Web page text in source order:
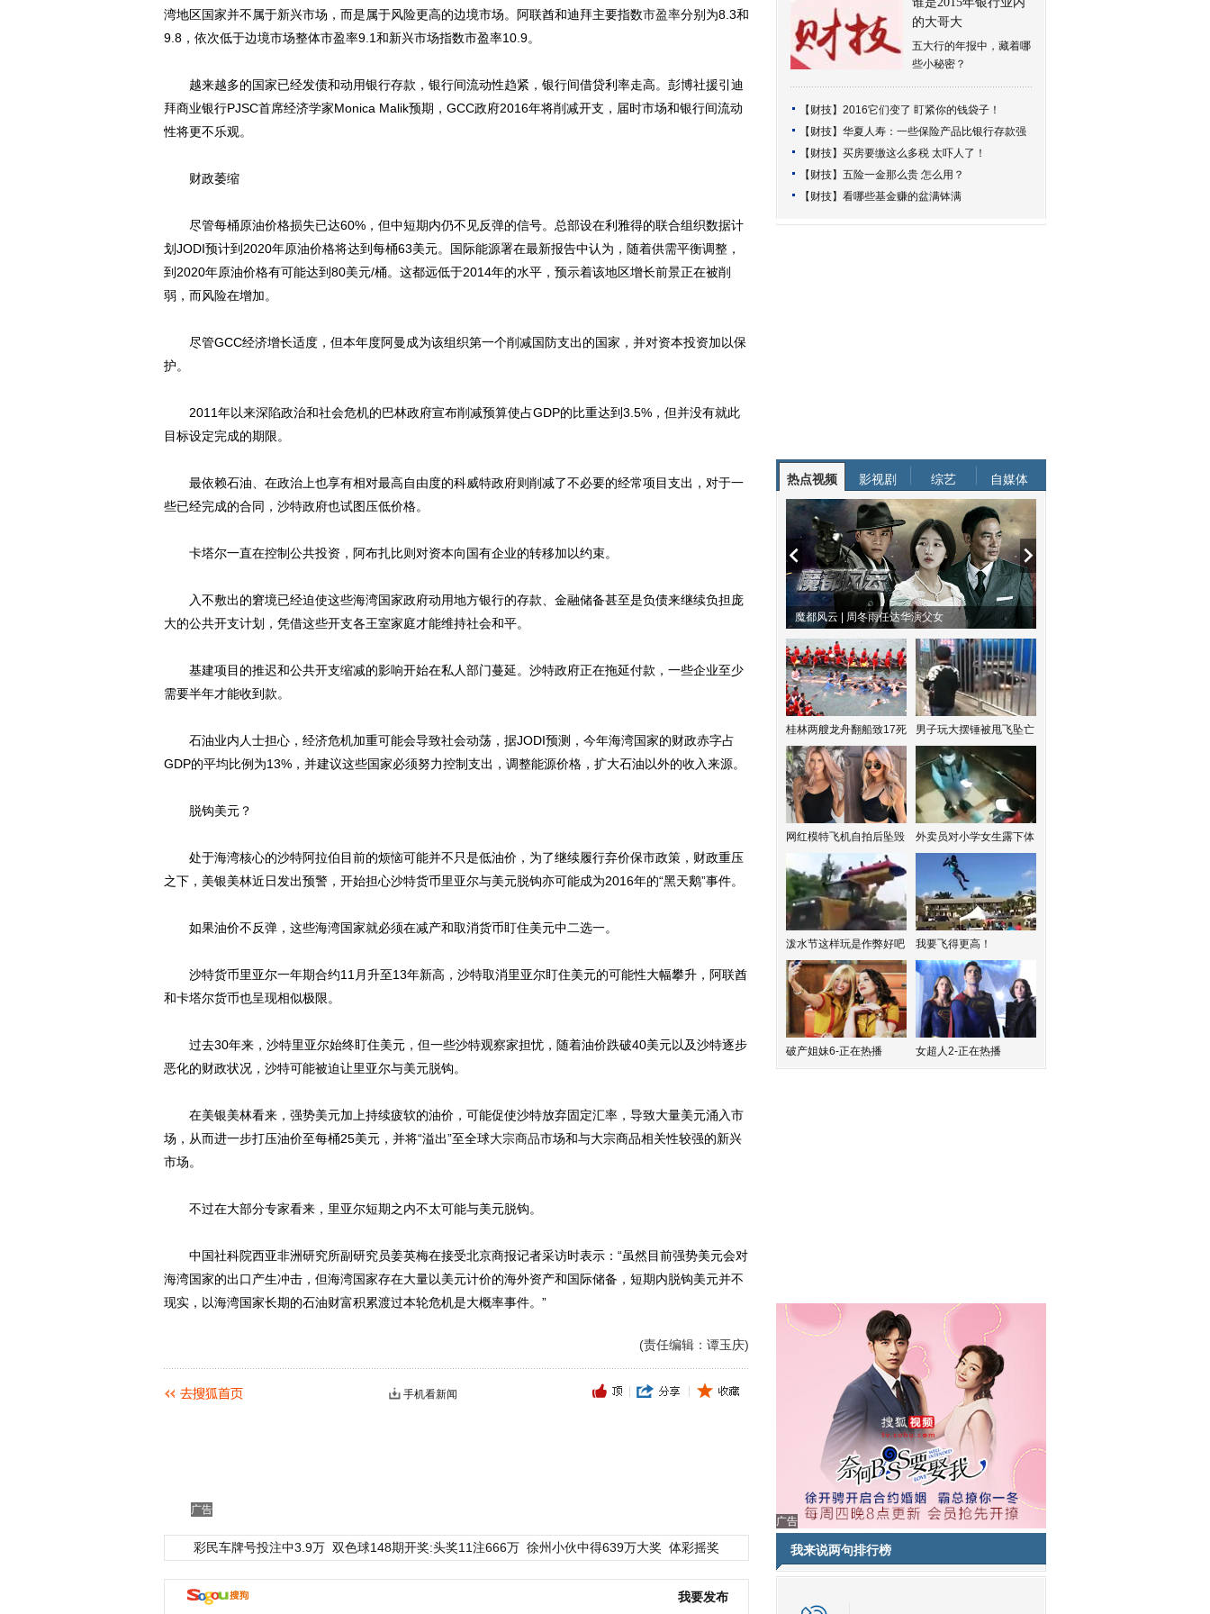
湾地区国家并不属于新兴市场，而是属于风险更高的边境市场。阿联酋和迪拜主要指数市盈率分别为8.3和
9.8，依次低于边境市场整体市盈率9.1和新兴市场指数市盈率10.9。
越来越多的国家已经发债和动用银行存款，银行间流动性趋紧，银行间借贷利率走高。彭博社援引迪
拜商业银行PJSC首席经济学家Monica Malik预期，GCC政府2016年将削减开支，届时市场和银行间流动
性将更不乐观。
财政萎缩
尽管每桶原油价格损失已达60%，但中短期内仍不见反弹的信号。总部设在利雅得的联合组织数据计
划JODI预计到2020年原油价格将达到每桶63美元。国际能源署在最新报告中认为，随着供需平衡调整，
到2020年原油价格有可能达到80美元/桶。这都远低于2014年的水平，预示着该地区增长前景正在被削
弱，而风险在增加。
尽管GCC经济增长适度，但本年度阿曼成为该组织第一个削减国防支出的国家，并对资本投资加以保
护。
2011年以来深陷政治和社会危机的巴林政府宣布削减预算使占GDP的比重达到3.5%，但并没有就此
目标设定完成的期限。
最依赖石油、在政治上也享有相对最高自由度的科威特政府则削减了不必要的经常项目支出，对于一
些已经完成的合同，沙特政府也试图压低价格。
卡塔尔一直在控制公共投资，阿布扎比则对资本向国有企业的转移加以约束。
入不敷出的窘境已经迫使这些海湾国家政府动用地方银行的存款、金融储备甚至是负债来继续负担庞
大的公共开支计划，凭借这些开支各王室家庭才能维持社会和平。
基建项目的推迟和公共开支缩减的影响开始在私人部门蔓延。沙特政府正在拖延付款，一些企业至少
需要半年才能收到款。
石油业内人士担心，经济危机加重可能会导致社会动荡，据JODI预测，今年海湾国家的财政赤字占
GDP的平均比例为13%，并建议这些国家必须努力控制支出，调整能源价格，扩大石油以外的收入来源。
脱钩美元？
处于海湾核心的沙特阿拉伯目前的烦恼可能并不只是低油价，为了继续履行弃价保市政策，财政重压
之下，美银美林近日发出预警，开始担心沙特货币里亚尔与美元脱钩亦可能成为2016年的“黑天鹅”事件。
如果油价不反弹，这些海湾国家就必须在减产和取消货币盯住美元中二选一。
沙特货币里亚尔一年期合约11月升至13年新高，沙特取消里亚尔盯住美元的可能性大幅攀升，阿联酋
和卡塔尔货币也呈现相似极限。
过去30年来，沙特里亚尔始终盯住美元，但一些沙特观察家担忧，随着油价跌破40美元以及沙特逐步
恶化的财政状况，沙特可能被迫让里亚尔与美元脱钩。
在美银美林看来，强势美元加上持续疲软的油价，可能促使沙特放弃固定汇率，导致大量美元涌入市
场，从而进一步打压油价至每桶25美元，并将“溢出”至全球大宗商品市场和与大宗商品相关性较强的新兴
市场。
不过在大部分专家看来，里亚尔短期之内不太可能与美元脱钩。
中国社科院西亚非洲研究所副研究员姜英梅在接受北京商报记者采访时表示：“虽然目前强势美元会对
海湾国家的出口产生冲击，但海湾国家存在大量以美元计价的海外资产和国际储备，短期内脱钩美元并不
现实，以海湾国家长期的石油财富积累渡过本轮危机是大概率事件。”
(责任编辑：谭玉庆)
手机看新闻
广告
彩民车牌号投注中3.9万 双色球148期开奖:头奖11注666万 徐州小伙中得639万大奖 体彩摇奖
我要发布
的大哥大
五大行的年报中，藏着哪
些小秘密？
【财技】 2016它们变了 盯紧你的钱袋子！
【财技】 华夏人寿：一些保险产品比银行存款强
【财技】 买房要缴这么多税 太吓人了！
【财技】 五险一金那么贵 怎么用？
【财技】 看哪些基金赚的盆满钵满
热点视频 影视剧 综艺 自媒体
动物系恋人啊 | 钟欣潼体验爱情哲学 魔都风云 | 周冬雨任达华演父女
桂林两艘龙舟翻船致17死 男子玩大摆锤被甩飞坠亡
网红模特飞机自拍后坠毁 外卖员对小学女生露下体
泼水节这样玩是作弊好吧 我要飞得更高！
破产姐妹6-正在热播 女超人2-正在热播
广告
我来说两句排行榜